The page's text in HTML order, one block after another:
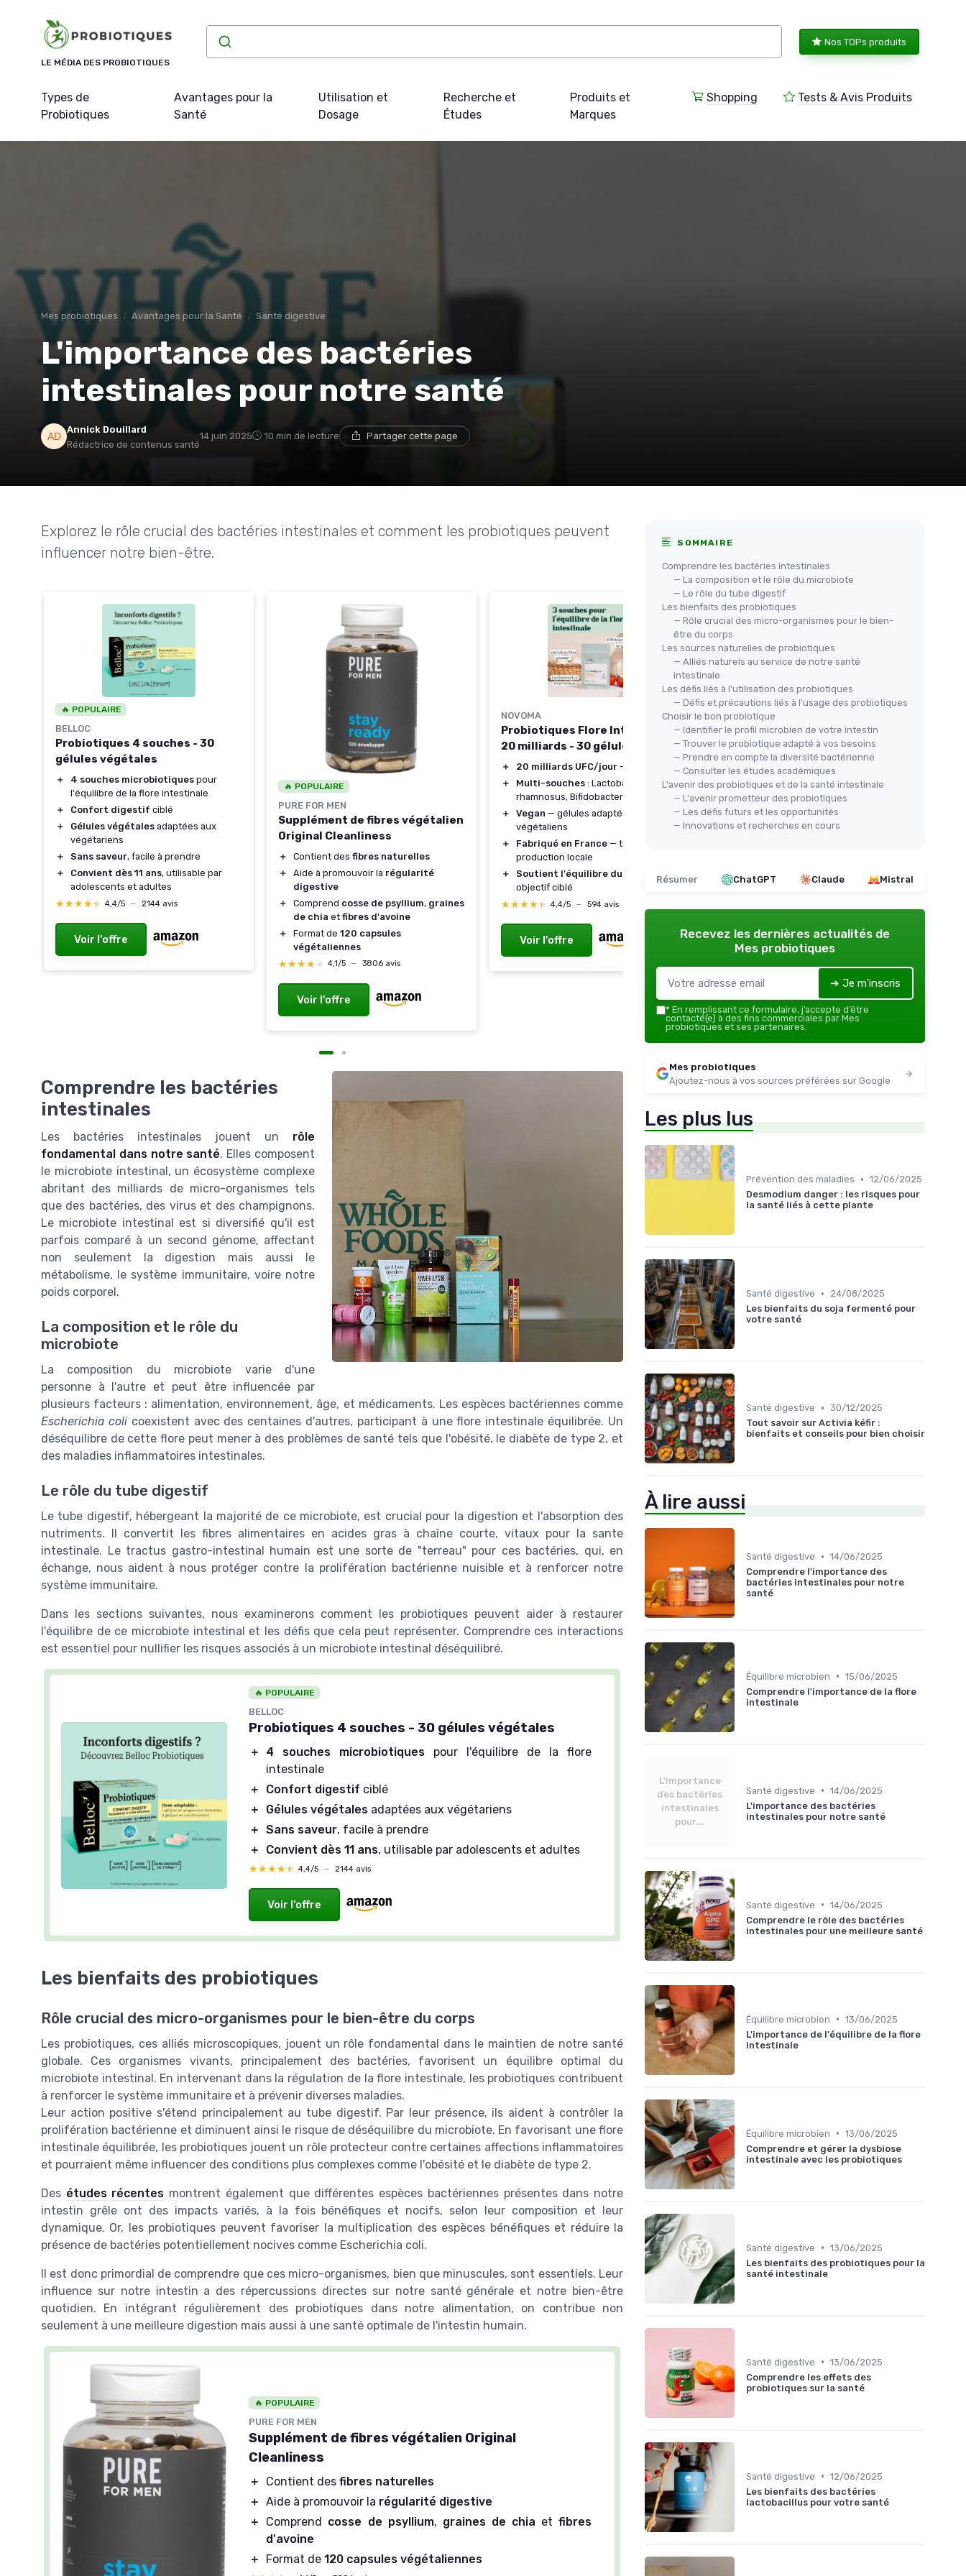
LE MÉDIA DES PROBIOTIQUES
Nos TOPs produits
Types de
Probiotiques
Avantages pour la
Santé
Utilisation et
Dosage
Recherche et
Études
Produits et
Marques
Shopping Tests & Avis Produits
Mes probiotiques Avantages pour la Santé Santé digestive
L'importance des bactéries
intestinales pour notre santé
Annick Douillard
Rédactrice de contenus santé
14 juin 2025 10 min de lecture Partager cette page
Explorez le rôle crucial des bactéries intestinales et comment les probiotiques peuvent
influencer notre bien-être.
🔥 POPULAIRE
BELLOC
Probiotiques 4 souches - 30
gélules végétales
＋ 4 souches microbiotiques pour
l'équilibre de la flore intestinale
＋
Confort digestif ciblé
＋
Gélules végétales adaptées aux
végétariens
＋
Sans saveur, facile à prendre
＋
Convient dès 11 ans, utilisable par
adolescents et adultes
★★★★★
★★★★★ 4,4/5 — 2144 avis
Voir l'offre
🔥 POPULAIRE
PURE FOR MEN
Supplément de fibres végétalien
Original Cleanliness
＋ Contient des fibres naturelles
＋
Aide à promouvoir la régularité
digestive
＋
Comprend cosse de psyllium, graines
de chia et fibres d'avoine
＋
Format de 120 capsules
végétaliennes
★★★★★
★★★★★ 4,1/5 — 3806 avis
Voir l'offre
NOVOMA
Probiotiques Flore Intestinale
20 milliards - 30 gélules vegan
＋ 20 milliards UFC/jour — dose élevée
＋
Multi-souches : Lactobacillus gasseri,
rhamnosus, Bifidobacterium
＋
Vegan — gélules adaptées aux
végétaliens
＋
Fabriqué en France — traçabilité et
production locale
＋
Soutient l'équilibre du microbiote
objectif ciblé
★★★★★
★★★★★ 4,4/5 — 594 avis
Voir l'offre
MADAME LA PRÉSIDENTE
Madame la Présidente -
Compléments Cheveux
la croissance des cheveux
＋ Renforcela fibre capillaire
Voir l'offre
Comprendre les bactéries
intestinales
Les bactéries intestinales jouent un rôle
fondamental dans notre santé. Elles composent
le microbiote intestinal, un écosystème complexe
abritant des milliards de micro-organismes tels
que des bactéries, des virus et des champignons.
Le microbiote intestinal est si diversifié qu'il est
parfois comparé à un second génome, affectant
non seulement la digestion mais aussi le
métabolisme, le système immunitaire, voire notre
poids corporel.
La composition et le rôle du
microbiote
La composition du microbiote varie d'une
personne à l'autre et peut être influencée par
plusieurs facteurs : alimentation, environnement, âge, et médicaments. Les espèces bactériennes comme
Escherichia colicoexistent avec des centaines d'autres, participant à une flore intestinale équilibrée. Un
déséquilibre de cette flore peut mener à des problèmes de santé tels que l'obésité, le diabète de type 2, et
des maladies inflammatoires intestinales.
Le rôle du tube digestif
Le tube digestif, hébergeant la majorité de ce microbiote, est crucial pour la digestion et l'absorption des
nutriments. Il convertit les fibres alimentaires en acides gras à chaîne courte, vitaux pour la sante
intestinale. Le tractus gastro-intestinal humain est une sorte de "terreau" pour ces bactéries, qui, en
échange, nous aident à nous protéger contre la prolifération bactérienne nuisible et à renforcer notre
système immunitaire.
Dans les sections suivantes, nous examinerons comment les probiotiques peuvent aider à restaurer
l'équilibre de ce microbiote intestinal et les défis que cela peut représenter. Comprendre ces interactions
est essentiel pour nullifier les risques associés à un microbiote intestinal déséquilibré.
🔥 POPULAIRE
BELLOC
Probiotiques 4 souches - 30 gélules végétales
＋ 4 souches microbiotiques pour l'équilibre de la flore
intestinale
＋
Confort digestif ciblé
＋
Gélules végétales adaptées aux végétariens
＋ Sans saveur, facile à prendre
＋
Convient dès 11 ans, utilisable par adolescents et adultes
★★★★★
★★★★★ 4,4/5 — 2144 avis
Voir l'offre
Les bienfaits des probiotiques
Rôle crucial des micro-organismes pour le bien-être du corps
Les probiotiques, ces alliés microscopiques, jouent un rôle fondamental dans le maintien de notre santé
globale. Ces organismes vivants, principalement des bactéries, favorisent un équilibre optimal du
microbiote intestinal. En intervenant dans la régulation de la flore intestinale, les probiotiques contribuent
à renforcer le système immunitaire et à prévenir diverses maladies.
Leur action positive s'étend principalement au tube digestif. Par leur présence, ils aident à contrôler la
prolifération bactérienne et diminuent ainsi le risque de déséquilibre du microbiote. En favorisant une flore
intestinale équilibrée, les probiotiques jouent un rôle protecteur contre certaines affections inflammatoires
et pourraient même influencer des conditions plus complexes comme l'obésité et le diabète de type 2.
Des études récentes montrent également que différentes espèces bactériennes présentes dans notre
intestin grêle ont des impacts variés, à la fois bénéfiques et nocifs, selon leur composition et leur
dynamique. Or, les probiotiques peuvent favoriser la multiplication des espèces bénéfiques et réduire la
présence de bactéries potentiellement nocives comme Escherichia coli.
Il est donc primordial de comprendre que ces micro-organismes, bien que minuscules, sont essentiels. Leur
influence sur notre intestin a des répercussions directes sur notre santé générale et notre bien-être
quotidien. En intégrant régulièrement des probiotiques dans notre alimentation, on contribue non
seulement à une meilleure digestion mais aussi à une santé optimale de l'intestin humain.
🔥 POPULAIRE
PURE FOR MEN
Supplément de fibres végétalien Original
Cleanliness
＋ Contient desfibres naturelles
＋ Aide à promouvoir la régularité digestive
＋
Comprend cosse de psyllium, graines de chia etfibres
d'avoine
＋
Format de120 capsules végétaliennes
SOMMAIRE
Comprendre les bactéries intestinales
— La composition et le rôle du microbiote
— Le rôle du tube digestif
Les bienfaits des probiotiques
— Rôle crucial des micro-organismes pour le bien-
être du corps
Les sources naturelles de probiotiques
— Alliés naturels au service de notre santé
intestinale
Les défis liés à l'utilisation des probiotiques
— Défis et précautions liés à l'usage des probiotiques
Choisir le bon probiotique
— Identifier le profil microbien de votre intestin
— Trouver le probiotique adapté à vos besoins
— Prendre en compte la diversité bactérienne
— Consulter les études académiques
L'avenir des probiotiques et de la santé intestinale
— L'avenir prometteur des probiotiques
— Les défis futurs et les opportunités
— Innovations et recherches en cours
Résumer ChatGPT Claude Mistral
Recevez les dernières actualités de
Mes probiotiques
➔ Je m'inscris
* En remplissant ce formulaire, j’accepte d’être
contacté(e) à des fins commerciales par Mes
probiotiques et ses partenaires.
Mes probiotiques
Ajoutez-nous à vos sources préférées sur Google
Les plus lus
Prévention des maladies • 12/06/2025
Desmodium danger : les risques pour
la santé liés à cette plante
Santé digestive •
24/08/2025
Les bienfaits du soja fermenté pour
votre santé
Santé digestive • 30/12/2025
Tout savoir sur Activia kéfir :
bienfaits et conseils pour bien choisir
À lire aussi
Santé digestive • 14/06/2025
Comprendre l'importance des
bactéries intestinales pour notre
santé
Équilibre microbien • 15/06/2025
Comprendre l'importance de la flore
intestinale
L'importance
des bactéries
intestinales
pour...
Santé digestive • 14/06/2025
L'importance des bactéries
intestinales pour notre santé
Santé digestive • 14/06/2025
Comprendre le rôle des bactéries
intestinales pour une meilleure santé
Équilibre microbien • 13/06/2025
L'importance de l'équilibre de la flore
intestinale
Équilibre microbien • 13/06/2025
Comprendre et gérer la dysbiose
intestinale avec les probiotiques
Santé digestive • 13/06/2025
Les bienfaits des probiotiques pour la
santé intestinale
Santé digestive • 13/06/2025
Comprendre les effets des
probiotiques sur la santé
Santé digestive • 12/06/2025
Les bienfaits des bactéries
lactobacillus pour votre santé